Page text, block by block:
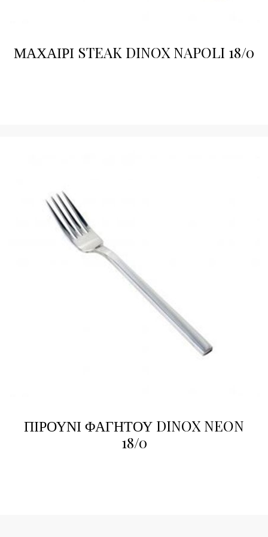
ΜΑΧΑΙΡΙ STEAK DINOX NAPOLI 18/0
ΠΙΡΟΥΝΙ ΦΑΓΗΤΟΥ DINOX NEON
18/0